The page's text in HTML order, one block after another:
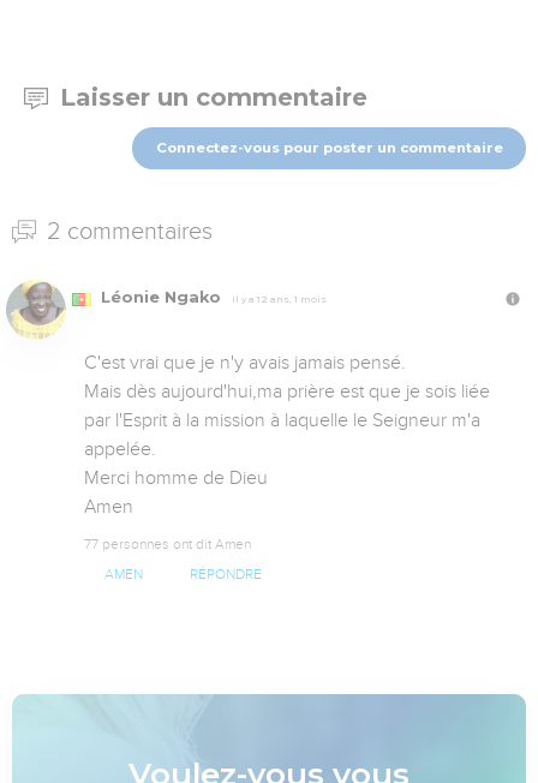
Laisser un commentaire
Connectez-vous pour poster un commentaire
2 commentaires
Léonie Ngako Il y a 12 ans, 1 mois
C'est vrai que je n'y avais jamais pensé.
Mais dès aujourd'hui,ma prière est que je sois liée
par l'Esprit à la mission à laquelle le Seigneur m'a
appelée.
Merci homme de Dieu
Amen
77 personnes ont dit Amen
AMEN RÉPONDRE
Voulez-vous vous